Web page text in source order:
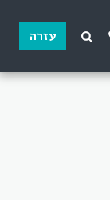
עזרה